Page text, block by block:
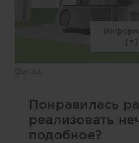
Понравилась
реализовать
подобное?